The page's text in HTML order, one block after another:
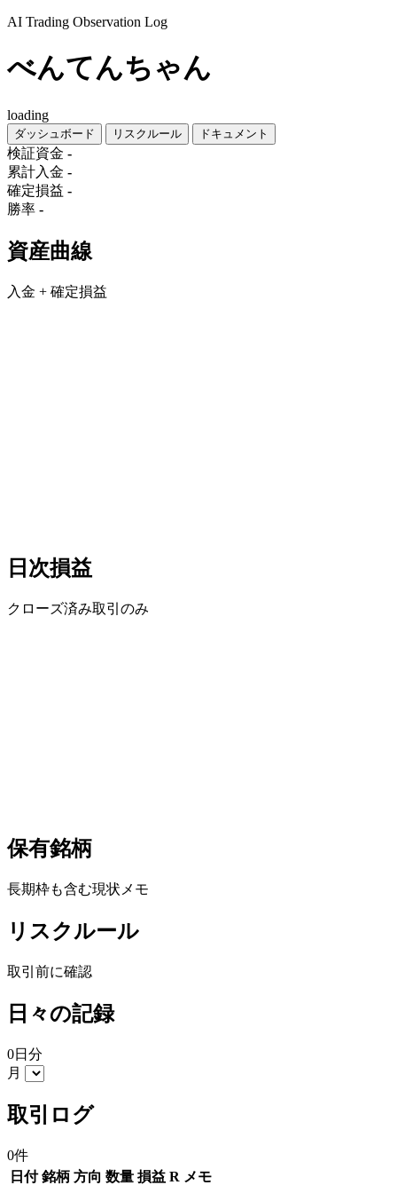
AI Trading Observation Log
べんてんちゃん
loading
ダッシュボード リスクルール ドキュメント
検証資金 -
累計入金 -
確定損益 -
勝率 -
資産曲線
入金 + 確定損益
日次損益
クローズ済み取引のみ
保有銘柄
長期枠も含む現状メモ
リスクルール
取引前に確認
日々の記録
0日分
月
取引ログ
0件
日付 銘柄 方向 数量 損益 R メモ